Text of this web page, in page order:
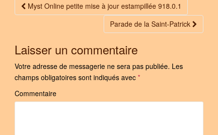
Post navigation
Myst Online petite mise à jour estampillée 918.0.1
Parade de la Saint-Patrick
Laisser un commentaire
Votre adresse de messagerie ne sera pas publiée. Les
champs obligatoires sont indiqués avec *
Commentaire